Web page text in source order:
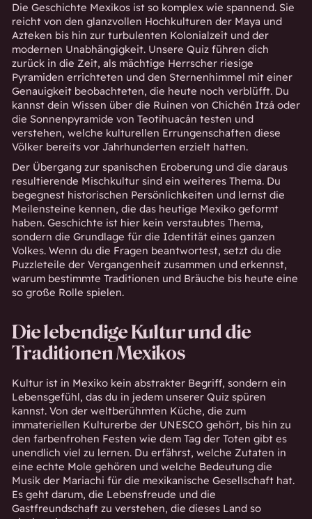
Die Geschichte Mexikos ist so komplex wie spannend. Sie
reicht von den glanzvollen Hochkulturen der Maya und
Azteken bis hin zur turbulenten Kolonialzeit und der
modernen Unabhängigkeit. Unsere Quiz führen dich
zurück in die Zeit, als mächtige Herrscher riesige
Pyramiden errichteten und den Sternenhimmel mit einer
Genauigkeit beobachteten, die heute noch verblüfft. Du
kannst dein Wissen über die Ruinen von Chichén Itzá oder
die Sonnenpyramide von Teotihuacán testen und
verstehen, welche kulturellen Errungenschaften diese
Völker bereits vor Jahrhunderten erzielt hatten.
Der Übergang zur spanischen Eroberung und die daraus
resultierende Mischkultur sind ein weiteres Thema. Du
begegnest historischen Persönlichkeiten und lernst die
Meilensteine kennen, die das heutige Mexiko geformt
haben. Geschichte ist hier kein verstaubtes Thema,
sondern die Grundlage für die Identität eines ganzen
Volkes. Wenn du die Fragen beantwortest, setzt du die
Puzzleteile der Vergangenheit zusammen und erkennst,
warum bestimmte Traditionen und Bräuche bis heute eine
so große Rolle spielen.
Die lebendige Kultur und die
Traditionen Mexikos
Kultur ist in Mexiko kein abstrakter Begriff, sondern ein
Lebensgefühl, das du in jedem unserer Quiz spüren
kannst. Von der weltberühmten Küche, die zum
immateriellen Kulturerbe der UNESCO gehört, bis hin zu
den farbenfrohen Festen wie dem Tag der Toten gibt es
unendlich viel zu lernen. Du erfährst, welche Zutaten in
eine echte Mole gehören und welche Bedeutung die
Musik der Mariachi für die mexikanische Gesellschaft hat.
Es geht darum, die Lebensfreude und die
Gastfreundschaft zu verstehen, die dieses Land so